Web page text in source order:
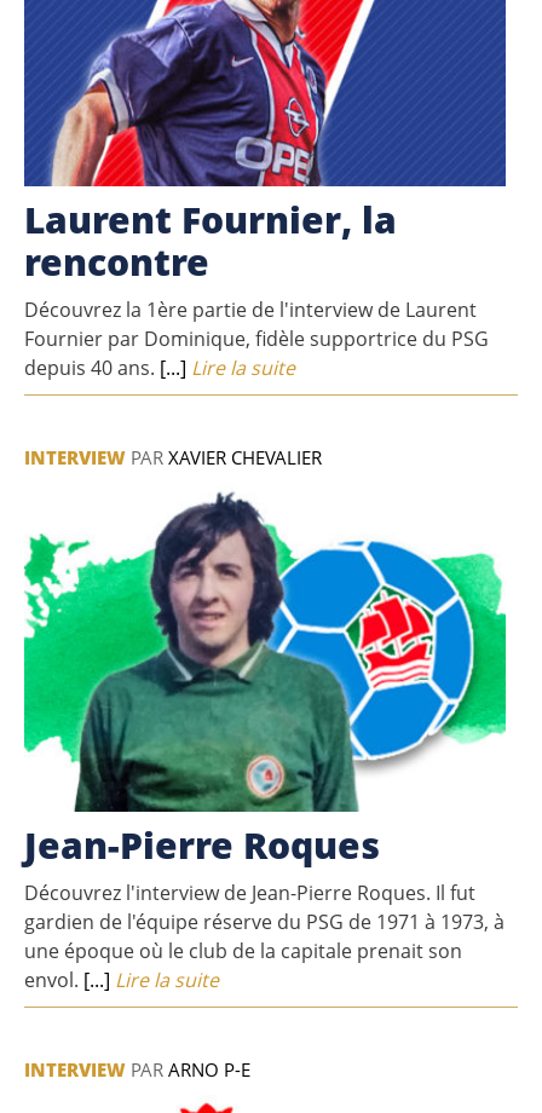
Laurent Fournier, la
rencontre
Découvrez la 1ère partie de l'interview de Laurent
Fournier par Dominique, fidèle supportrice du PSG
depuis 40 ans. [...] Lire la suite
INTERVIEW PAR XAVIER CHEVALIER
Jean-Pierre Roques
Découvrez l'interview de Jean-Pierre Roques. Il fut
gardien de l'équipe réserve du PSG de 1971 à 1973, à
une époque où le club de la capitale prenait son
envol. [...] Lire la suite
INTERVIEW PAR ARNO P-E